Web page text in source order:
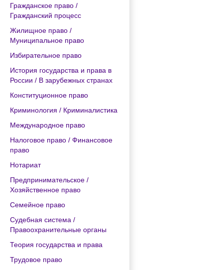
Гражданское право /
Гражданский процесс
Жилищное право /
Муниципальное право
Избирательное право
История государства и права в
России / В зарубежных странах
Конституционное право
Криминология / Криминалистика
Международное право
Налоговое право / Финансовое
право
Нотариат
Предпринимательское /
Хозяйственное право
Семейное право
Судебная система /
Правоохранительные органы
Теория государства и права
Трудовое право